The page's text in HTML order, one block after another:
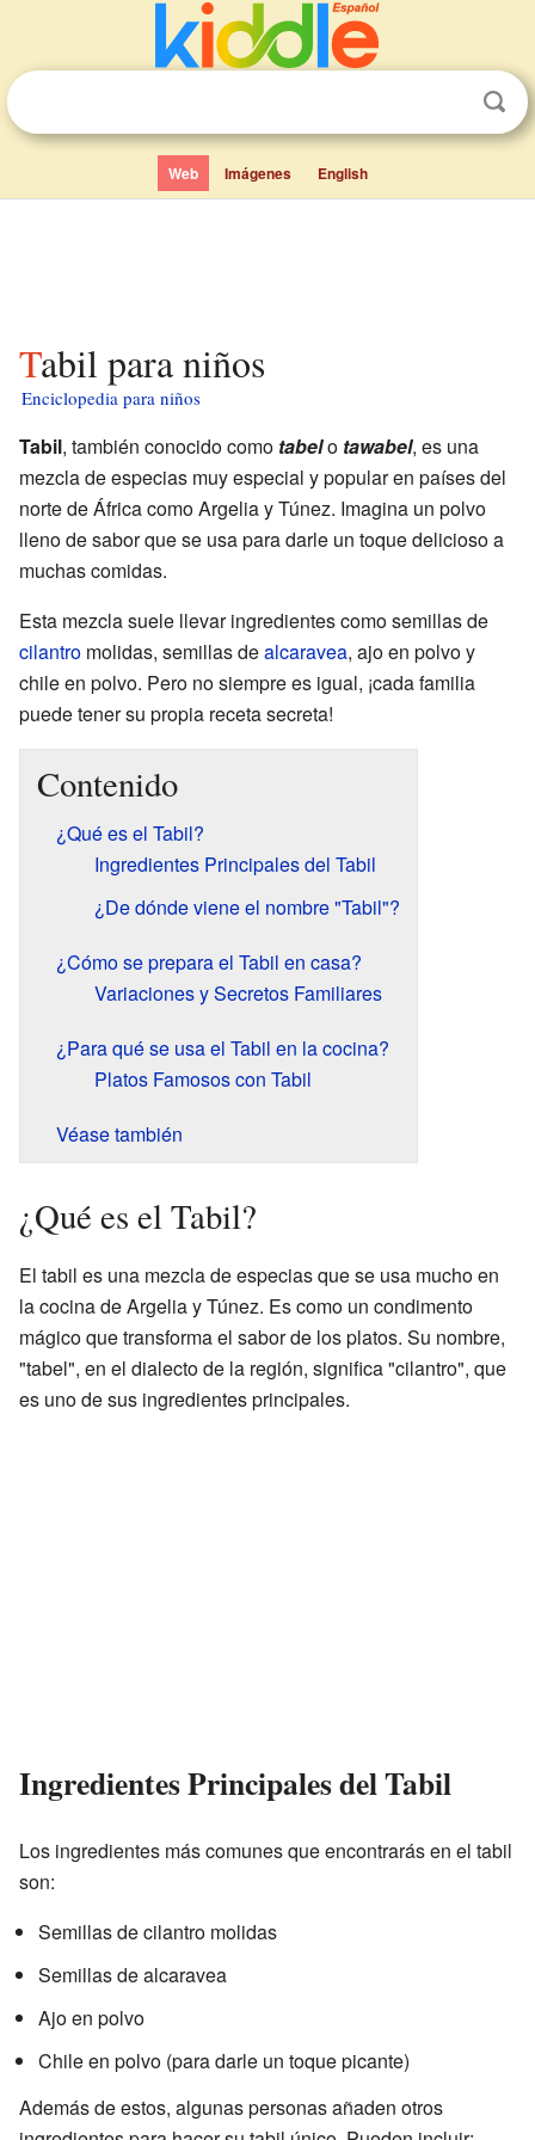
Web Imágenes English
Tabil para niños
Enciclopedia para niños
Tabil, también conocido como tabelo tawabel, es una
mezcla de especias muy especial y popular en países del
norte de África como Argelia y Túnez. Imagina un polvo
lleno de sabor que se usa para darle un toque delicioso a
muchas comidas.
Esta mezcla suele llevar ingredientes como semillas de
cilantro molidas, semillas dealcaravea, ajo en polvo y
chile en polvo. Pero no siempre es igual, ¡cada familia
puede tener su propia receta secreta!
Contenido
¿Qué es el Tabil?
Ingredientes Principales del Tabil
¿De dónde viene el nombre "Tabil"?
¿Cómo se prepara el Tabil en casa?
Variaciones y Secretos Familiares
¿Para qué se usa el Tabil en la cocina?
Platos Famosos con Tabil
Véase también
¿Qué es el Tabil?
El tabil es una mezcla de especias que se usa mucho en
la cocina de Argelia y Túnez. Es como un condimento
mágico que transforma el sabor de los platos. Su nombre,
"tabel", en el dialecto de la región, significa "cilantro", que
es uno de sus ingredientes principales.
Ingredientes Principales del Tabil
Los ingredientes más comunes que encontrarás en el tabil
son:
Semillas de cilantro molidas
Semillas de alcaravea
Ajo en polvo
Chile en polvo (para darle un toque picante)
Además de estos, algunas personas añaden otros